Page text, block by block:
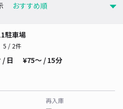
駐車場
5 / 2件
/ 日 ¥75〜 / 15分
再入庫